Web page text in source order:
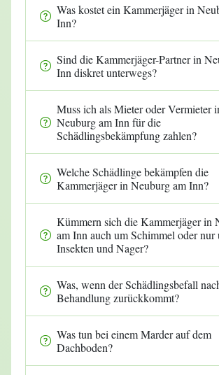
Was kostet ein Kammerjäger in
Inn?
Sind die Kammerjäger-Partner in
Inn diskret unterwegs?
Muss ich als Mieter oder Vermieter
Neuburg am Inn für die
Schädlingsbekämpfung zahlen?
Welche Schädlinge bekämpfen die
Kammerjäger in Neuburg am Inn?
Kümmern sich die Kammerjäger in
am Inn auch um Schimmel oder nur
Insekten und Nager?
Was, wenn der Schädlingsbefall
Behandlung zurückkommt?
Was tun bei einem Marder auf dem
Dachboden?